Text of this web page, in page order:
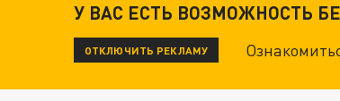
У ВАС ЕСТЬ ВОЗМОЖНОСТЬ
ОТКЛЮЧИТЬ РЕКЛАМУ